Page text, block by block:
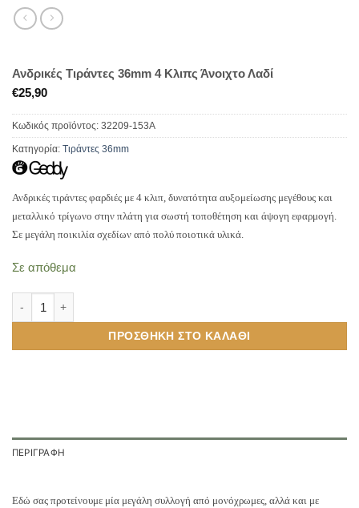
Ανδρικές Tιράντες 36mm 4 Κλιπς Άνοιχτο Λαδί
€25,90
Κωδικός προϊόντος: 32209-153A
Κατηγορία: Τιράντες 36mm
Ανδρικές τιράντες φαρδιές με 4 κλιπ, δυνατότητα αυξομείωσης μεγέθους και
μεταλλικό τρίγωνο στην πλάτη για σωστή τοποθέτηση και άψογη εφαρμογή.
Σε μεγάλη ποικιλία σχεδίων από πολύ ποιοτικά υλικά.
Σε απόθεμα
ΠΡΟΣΘΉΚΗ ΣΤΟ ΚΑΛΆΘΙ
ΠΕΡΙΓΡΑΦΉ
Εδώ σας προτείνουμε μία μεγάλη συλλογή από μονόχρωμες, αλλά και με